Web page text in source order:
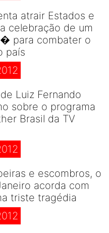
atrair Estados e
celebração de um
para combater o
país
Luiz Fernando
sobre o programa
Brasil da TV
e escombros, o
acorda com
triste tragédia